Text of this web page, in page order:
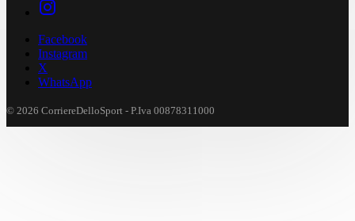
Facebook
Instagram
X
WhatsApp
© 2026 CorriereDelloSport - P.Iva 00878311000